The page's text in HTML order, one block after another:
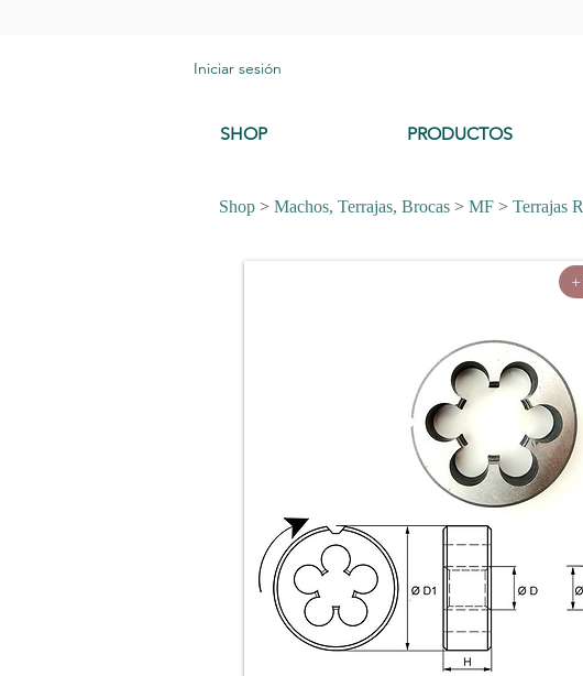
Iniciar sesión
SHOP PRODUCTOS
Shop > Machos, Terrajas, Brocas > MF > Terrajas